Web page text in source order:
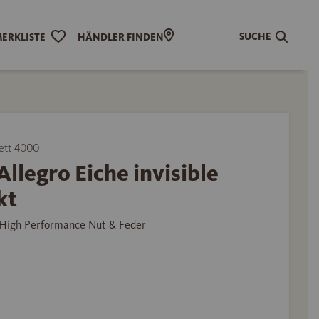
HÄNDLER FINDEN SUCHE
4000
Eiche invisible
Performance Nut & Feder